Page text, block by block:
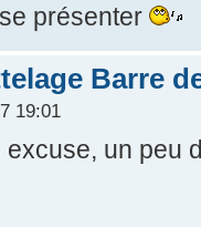
présenter
Barre
19:01
un peu